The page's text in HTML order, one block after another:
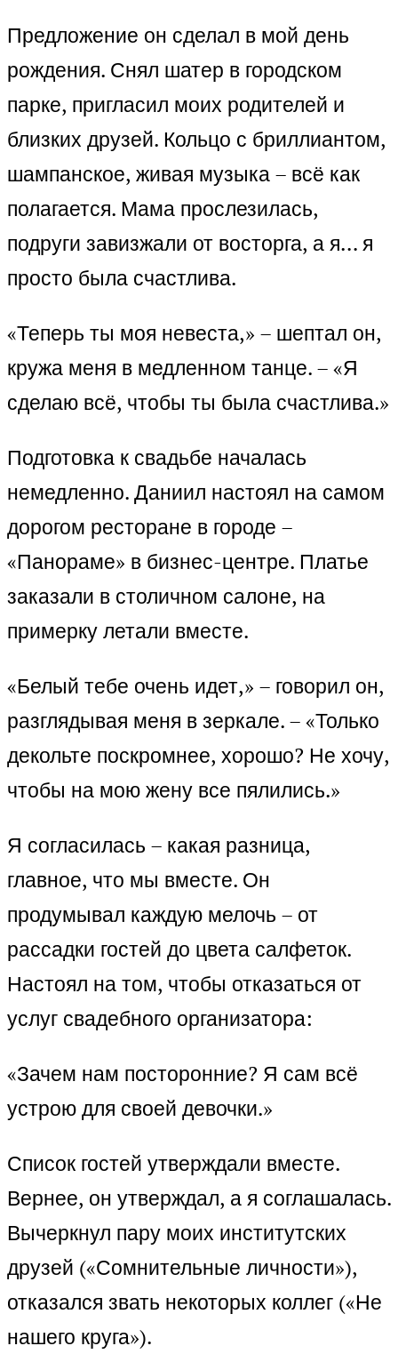
Предложение он сделал в мой день
рождения. Снял шатер в городском
парке, пригласил моих родителей и
близких друзей. Кольцо с бриллиантом,
шампанское, живая музыка – всё как
полагается. Мама прослезилась,
подруги завизжали от восторга, а я… я
просто была счастлива.
«Теперь ты моя невеста,» – шептал он,
кружа меня в медленном танце. – «Я
сделаю всё, чтобы ты была счастлива.»
Подготовка к свадьбе началась
немедленно. Даниил настоял на самом
дорогом ресторане в городе –
«Панораме» в бизнес-центре. Платье
заказали в столичном салоне, на
примерку летали вместе.
«Белый тебе очень идет,» – говорил он,
разглядывая меня в зеркале. – «Только
декольте поскромнее, хорошо? Не хочу,
чтобы на мою жену все пялились.»
Я согласилась – какая разница,
главное, что мы вместе. Он
продумывал каждую мелочь – от
рассадки гостей до цвета салфеток.
Настоял на том, чтобы отказаться от
услуг свадебного организатора:
«Зачем нам посторонние? Я сам всё
устрою для своей девочки.»
Список гостей утверждали вместе.
Вернее, он утверждал, а я соглашалась.
Вычеркнул пару моих институтских
друзей («Сомнительные личности»),
отказался звать некоторых коллег («Не
нашего круга»).